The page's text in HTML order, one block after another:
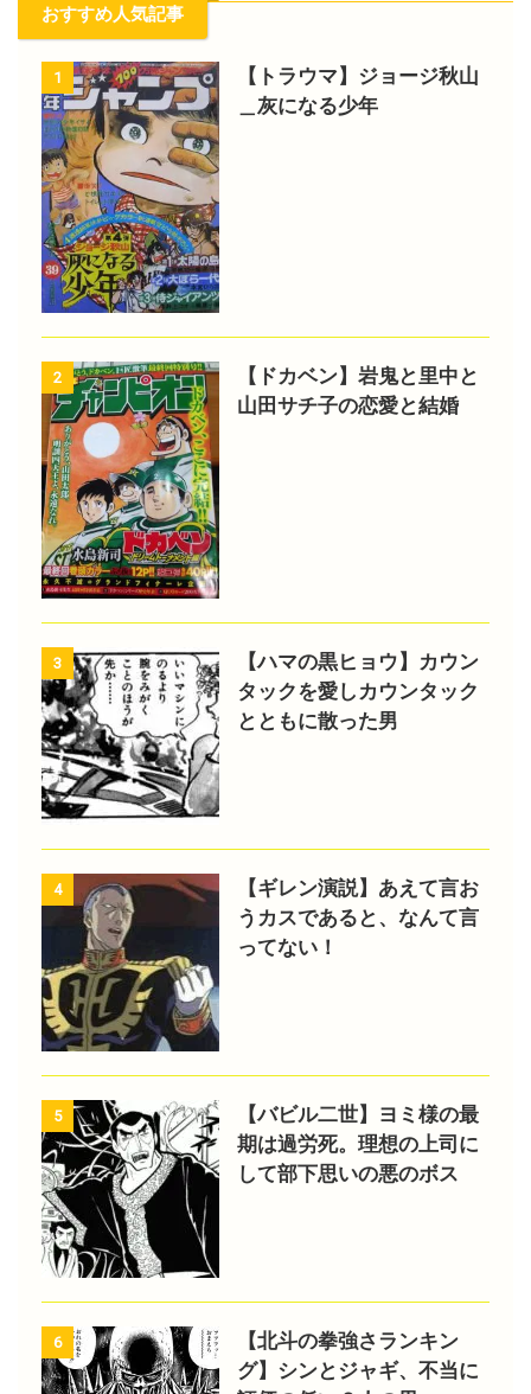
おすすめ人気記事
1
【トラウマ】ジョージ秋山
＿灰になる少年
2
【ドカベン】岩鬼と里中と
山田サチ子の恋愛と結婚
3
【ハマの黒ヒョウ】カウン
タックを愛しカウンタック
とともに散った男
4
【ギレン演説】あえて言お
うカスであると、なんて言
ってない！
5
【バビル二世】ヨミ様の最
期は過労死。理想の上司に
して部下思いの悪のボス
6
【北斗の拳強さランキン
グ】シンとジャギ、不当に